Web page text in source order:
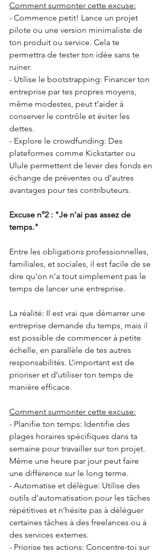
Comment surmonter cette excuse:
- Commence petit! Lance un projet
pilote ou une version minimaliste de
ton produit ou service. Cela te
permettra de tester ton idée sans te
ruiner.
- Utilise le bootstrapping: Financer ton
entreprise par tes propres moyens,
même modestes, peut t’aider à
conserver le contrôle et éviter les
dettes.
- Explore le crowdfunding: Des
plateformes comme Kickstarter ou
Ulule permettent de lever des fonds en
échange de préventes ou d’autres
avantages pour tes contributeurs.
Excuse n°2 : "Je n'ai pas assez de
temps."
Entre les obligations professionnelles,
familiales, et sociales, il est facile de se
dire qu'on n’a tout simplement pas le
temps de lancer une entreprise.
La réalité: Il est vrai que démarrer une
entreprise demande du temps, mais il
est possible de commencer à petite
échelle, en parallèle de tes autres
responsabilités. L’important est de
prioriser et d’utiliser ton temps de
manière efficace.
Comment surmonter cette excuse:
- Planifie ton temps: Identifie des
plages horaires spécifiques dans ta
semaine pour travailler sur ton projet.
Même une heure par jour peut faire
une différence sur le long terme.
- Automatise et délègue: Utilise des
outils d’automatisation pour les tâches
répétitives et n’hésite pas à déléguer
certaines tâches à des freelances ou à
des services externes.
- Priorise tes actions: Concentre-toi sur